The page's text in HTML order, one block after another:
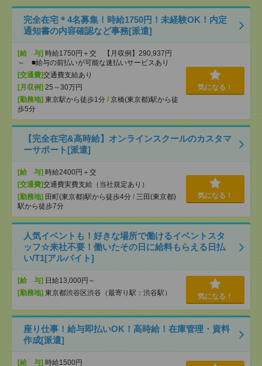
完全在宅＊4名募集！時給1750円！未経験OK！内定
通知書の内容確認など事務[派遣]
[給 与] 時給1750円＋交 【月収例】290,937円
～ ■給与の前払いが可能な速払いサービスあり
[交通費]交通費支給あり
[月収例] 25～30万円
[勤務地] 東京駅から徒歩1分 / 京橋(東京都)駅から徒
歩5分
気になる！
【完全在宅&高時給】オンラインスクールのカスタマ
ーサポート[派遣]
[給 与] 時給2400円＋交
[交通費]交通費実費支給（当社規定あり）
[勤務地] 田町(東京都)駅から徒歩4分 / 三田(東京都)
駅から徒歩7分
気になる！
人気イベントも！好きな場所で働けるイベントスタ
ッフ☆来社不要！働いたその日に給料もらえる日払
い/T1[アルバイト]
[給 与] 日給13,000円～
[勤務地] 東京都渋谷区渋谷（最寄り駅：渋谷駅） 気になる！
座り仕事！給与即払いOK！高時給！在庫管理・資料
作成[派遣]
[給 与] 時給1500円